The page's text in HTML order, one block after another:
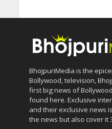
BhojpuriMedia is the
Bollywood, television,
first big news of
found here. Exclusive
and their exclusive news
the news but also cover it